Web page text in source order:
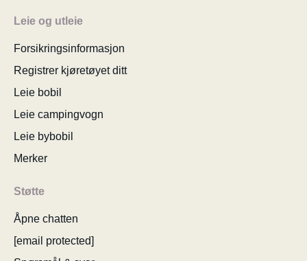
Leie og utleie
Forsikringsinformasjon
Registrer kjøretøyet ditt
Leie bobil
Leie campingvogn
Leie bybobil
Merker
Støtte
Åpne chatten
[email protected]